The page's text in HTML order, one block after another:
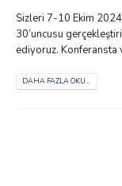
Sizleri 7-10 Ekim
30’uncusu
ediyoruz. Konferansta
DAHA FAZLA OKU...